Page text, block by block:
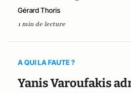
Gérard Thoris
1 min de lecture
A QUI LA FAUTE ?
Yanis Varoufakis